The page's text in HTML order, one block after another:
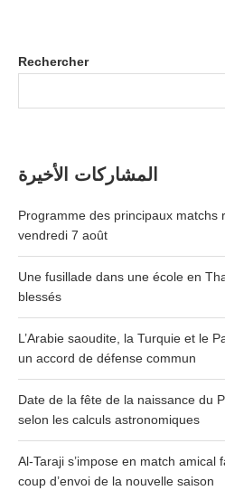
Rechercher
المشاركات الأخيرة
Programme des principaux matchs
vendredi 7 août
Une fusillade dans une école en
blessés
L’Arabie saoudite, la Turquie et le
un accord de défense commun
Date de la fête de la naissance du
selon les calculs astronomiques
Al-Taraji s’impose en match amical
coup d’envoi de la nouvelle saison